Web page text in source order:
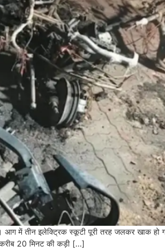
आग में तीन इलेक्ट्रिक स्कूटी पूरी तरह जलकर खाक
20 मिनट की कड़ी […]